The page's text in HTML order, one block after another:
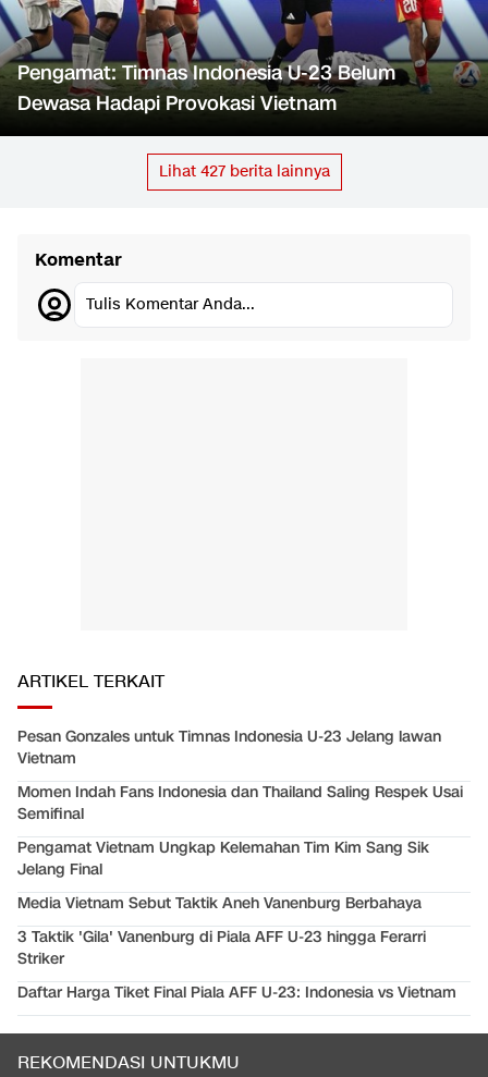
Pengamat: Timnas Indonesia U-23 Belum
Dewasa Hadapi Provokasi Vietnam
Lihat 427berita lainnya
Komentar
Tulis Komentar Anda...
ARTIKEL TERKAIT
Pesan Gonzales untuk Timnas Indonesia U-23 Jelang lawan
Vietnam
Momen Indah Fans Indonesia dan Thailand Saling Respek Usai
Semifinal
Pengamat Vietnam Ungkap Kelemahan Tim Kim Sang Sik
Jelang Final
Media Vietnam Sebut Taktik Aneh Vanenburg Berbahaya
3 Taktik 'Gila' Vanenburg di Piala AFF U-23 hingga Ferarri
Striker
Daftar Harga Tiket Final Piala AFF U-23: Indonesia vs Vietnam
REKOMENDASI UNTUKMU